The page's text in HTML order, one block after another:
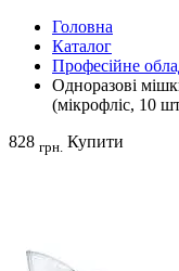
Головна
Каталог
Професійне
Одноразові
(мікрофліс, 10
828 грн. Купити